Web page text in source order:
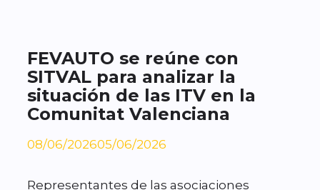
FEVAUTO se reúne con
SITVAL para analizar la
situación de las ITV en la
Comunitat Valenciana
08/06/202605/06/2026
Representantes de las asociaciones